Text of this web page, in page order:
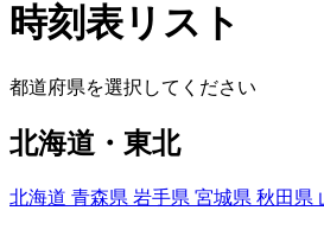
時刻表リスト
都道府県を選択してください
北海道・東北
北海道 青森県 岩手県 宮城県 秋田県